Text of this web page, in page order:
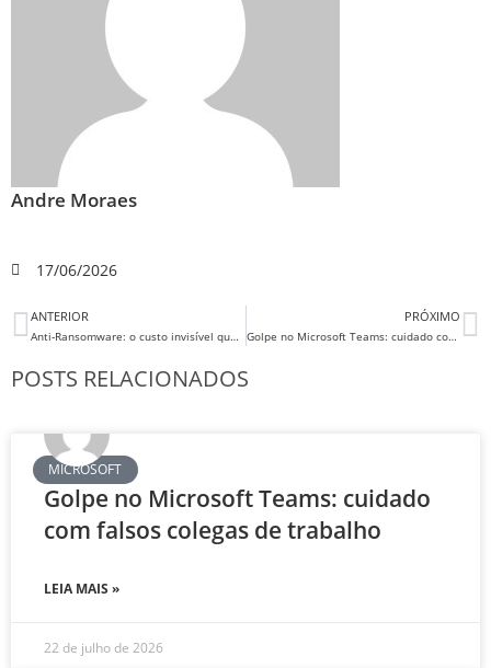
Andre Moraes
17/06/2026
ANTERIOR
Anti‑Ransomware: o custo invisível que pode parar uma empresa inteira
PRÓXIMO
Golpe no Microsoft Teams: cuidado com falsos colegas de trabalho
POSTS RELACIONADOS
MICROSOFT
Golpe no Microsoft Teams: cuidado
com falsos colegas de trabalho
LEIA MAIS »
22 de julho de 2026